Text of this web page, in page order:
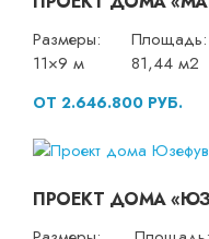
Размеры:
11×9 м
Площадь:
81,44 м2
ОТ 2.646.800 РУБ.
ПРОЕКТ ДОМА